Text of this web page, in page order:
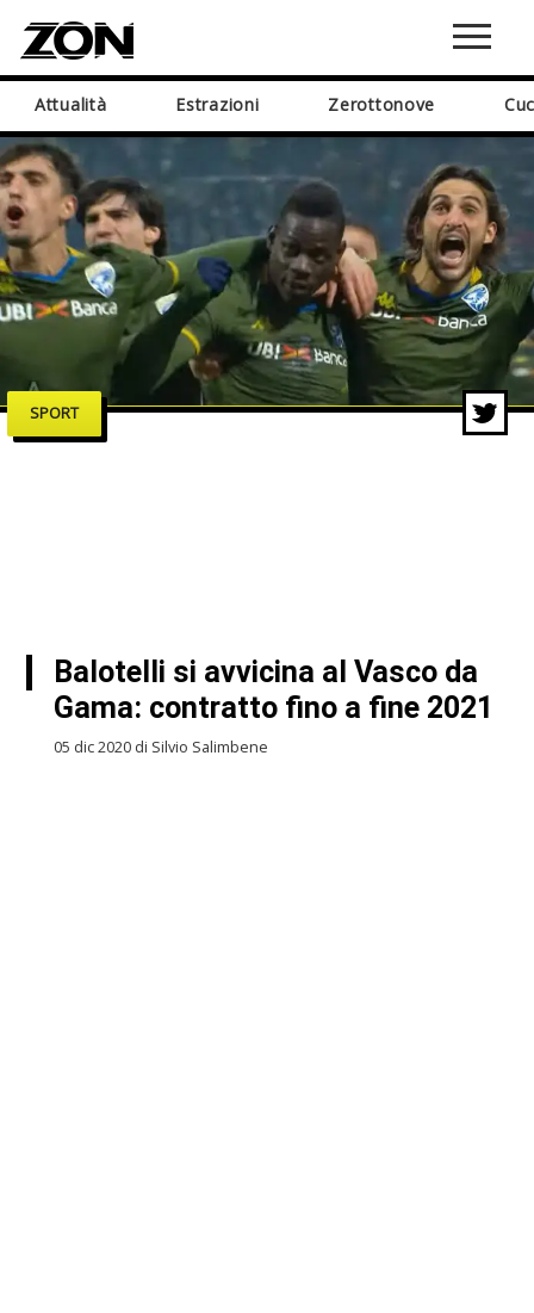
Attualità Estrazioni Zerottonove
SPORT
Balotelli si avvicina al Vasco da
Gama: contratto fino a fine 2021
05 dic 2020 di Silvio Salimbene